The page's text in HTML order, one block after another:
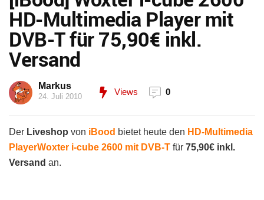
HD-Multimedia Player mit
DVB-T für 75,90€ inkl.
Versand
Markus
24. Juli 2010 Views 0
Der Liveshop von iBood bietet heute den HD-Multimedia
PlayerWoxter i-cube 2600 mit DVB-T für 75,90€ inkl.
Versand an.